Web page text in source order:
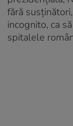
fără
incognito, ca
spitalele